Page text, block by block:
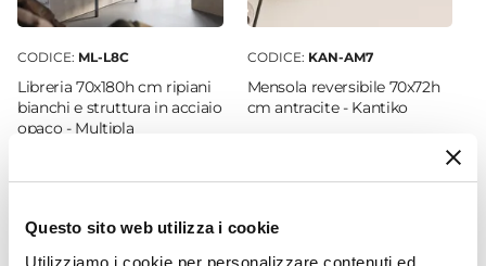
Questo sito web utilizza i cookie
Utilizziamo i cookie per personalizzare contenuti ed
Altezza Seduta
Si
Portata Massima
Imbottitura
CODICE: ML-L8C
Libreria 70x180h cm ripiani
bianchi e struttura in acciaio
opaco - Multipla
CODICE: KAN-AM7
Mensola reversibile 70x72h
cm antracite - Kantiko